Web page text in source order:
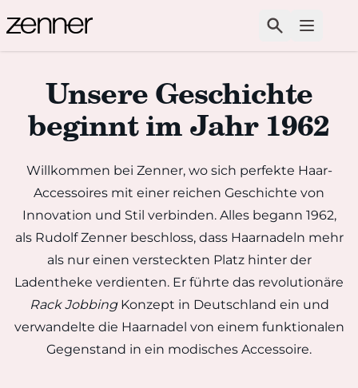
SuchenMenü
Unsere Geschichte
beginnt im Jahr 1962
Willkommen bei Zenner, wo sich perfekte Haar-
Accessoires mit einer reichen Geschichte von
Innovation und Stil verbinden. Alles begann 1962,
als Rudolf Zenner beschloss, dass Haarnadeln mehr
als nur einen versteckten Platz hinter der
Ladentheke verdienten. Er führte das revolutionäre
Rack JobbingKonzept in Deutschland ein und
verwandelte die Haarnadel von einem funktionalen
Gegenstand in ein modisches Accessoire.